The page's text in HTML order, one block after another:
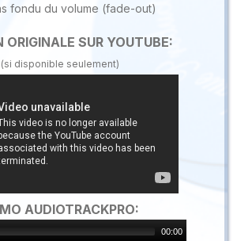
fondu du volume (fade-out)
ORIGINALE SUR YOUTUBE:
(si disponible seulement)
AUDIOTRACKPRO:
00:00